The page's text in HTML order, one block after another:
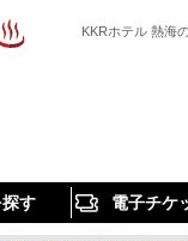
KKRホテル 熱海
す 電子チケ